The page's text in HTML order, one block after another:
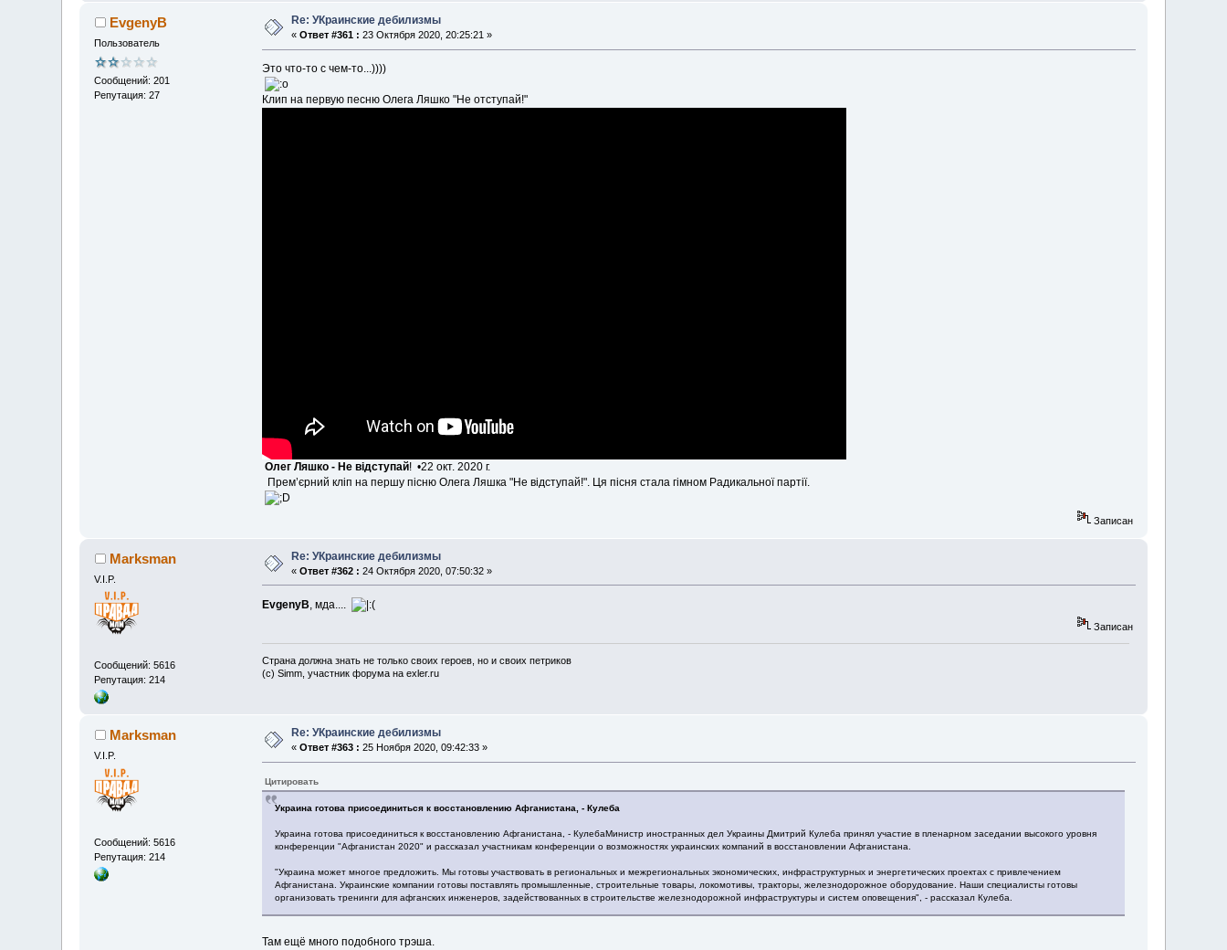
EvgenyB
Пользователь
Сообщений: 201
Репутация: 27
Re: УКраинские дебилизмы
«Ответ #361 : 23 Октября 2020, 20:25:21 »
Это что-то с чем-то...))))
Клип на первую песню Олега Ляшко "Не отступай!"
Олег Ляшко - Не відступай! •22 окт. 2020 г.
Прем’єрний кліп на першу пісню Олега Ляшка "Не відступай!". Ця пісня стала гімном Радикальної партії.
Записан
Marksman
V.I.P.
Сообщений: 5616
Репутация: 214
Re: УКраинские дебилизмы
«Ответ #362 : 24 Октября 2020, 07:50:32 »
EvgenyB , мда....
Записан
Страна должна знать не только своих героев, но и своих петриков
(c) Simm, участник форума на exler.ru
Marksman
V.I.P.
Сообщений: 5616
Репутация: 214
Re: УКраинские дебилизмы
«Ответ #363 : 25 Ноября 2020, 09:42:33 »
Цитировать
Украина готова присоединиться к восстановлению Афганистана, - Кулеба
Украина готова присоединиться к восстановлению Афганистана, - КулебаМинистр иностранных дел Украины Дмитрий Кулеба принял участие в пленарном заседании высокого уровня
конференции "Афганистан 2020" и рассказал участникам конференции о возможностях украинских компаний в восстановлении Афганистана.
"Украина может многое предложить. Мы готовы участвовать в региональных и межрегиональных экономических, инфраструктурных и энергетических проектах с привлечением
Афганистана. Украинские компании готовы поставлять промышленные, строительные товары, локомотивы, тракторы, железнодорожное оборудование. Наши специалисты готовы
организовать тренинги для афганских инженеров, задействованных в строительстве железнодорожной инфраструктуры и систем оповещения", - рассказал Кулеба.
Там ещё много подобного трэша.